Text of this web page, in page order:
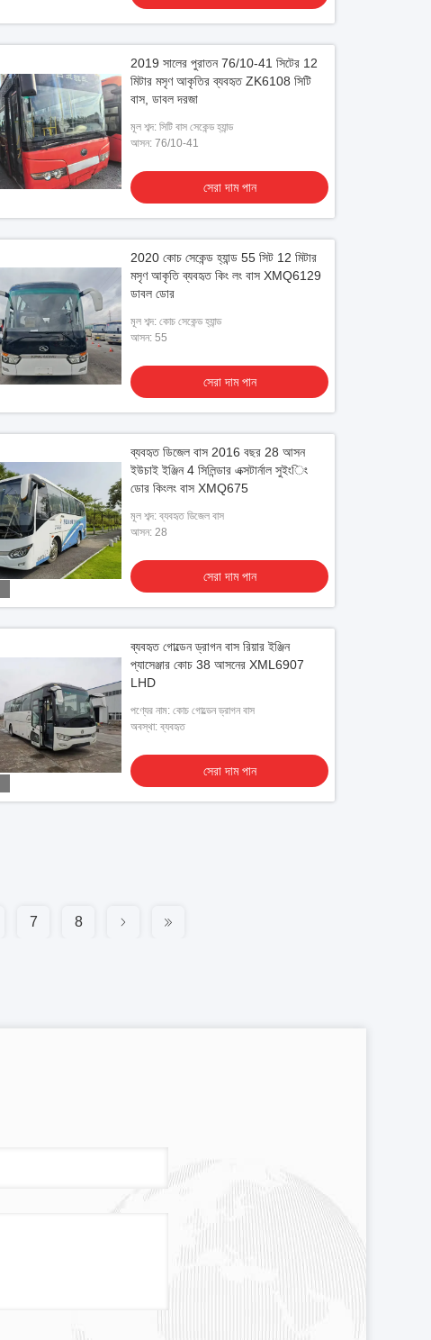
2019 সালের পুরাতন 76/10-41 সিটের 12
মিটার মসৃণ আকৃতির ব্যবহৃত ZK6108 সিটি
বাস, ডাবল দরজা
মূল শব্দ: সিটি বাস সেকেন্ড হ্যান্ড
আসন: 76/10-41
সেরা দাম পান
2020 কোচ সেকেন্ড হ্যান্ড 55 সিট 12 মিটার
মসৃণ আকৃতি ব্যবহৃত কিং লং বাস XMQ6129
ডাবল ডোর
মূল শব্দ: কোচ সেকেন্ড হ্যান্ড
আসন: 55
সেরা দাম পান
ব্যবহৃত ডিজেল বাস 2016 বছর 28 আসন
ইউচাই ইঞ্জিন 4 সিলিন্ডার এক্সটার্নাল সুইংিং
ডোর কিংলং বাস XMQ675
মূল শব্দ: ব্যবহৃত ডিজেল বাস
আসন: 28
সেরা দাম পান
ব্যবহৃত গোল্ডেন ড্রাগন বাস রিয়ার ইঞ্জিন
প্যাসেঞ্জার কোচ 38 আসনের XML6907
LHD
পণ্যের নাম: কোচ গোল্ডেন ড্রাগন বাস
অবস্থা: ব্যবহৃত
সেরা দাম পান
7 8